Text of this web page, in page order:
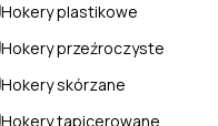
Hokery plastikowe
Hokery przeźroczyste
Hokery skórzane
Hokery tapicerowane